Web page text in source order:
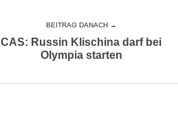
BEITRAG DANACH →
CAS: Russin Klischina darf bei
Olympia starten